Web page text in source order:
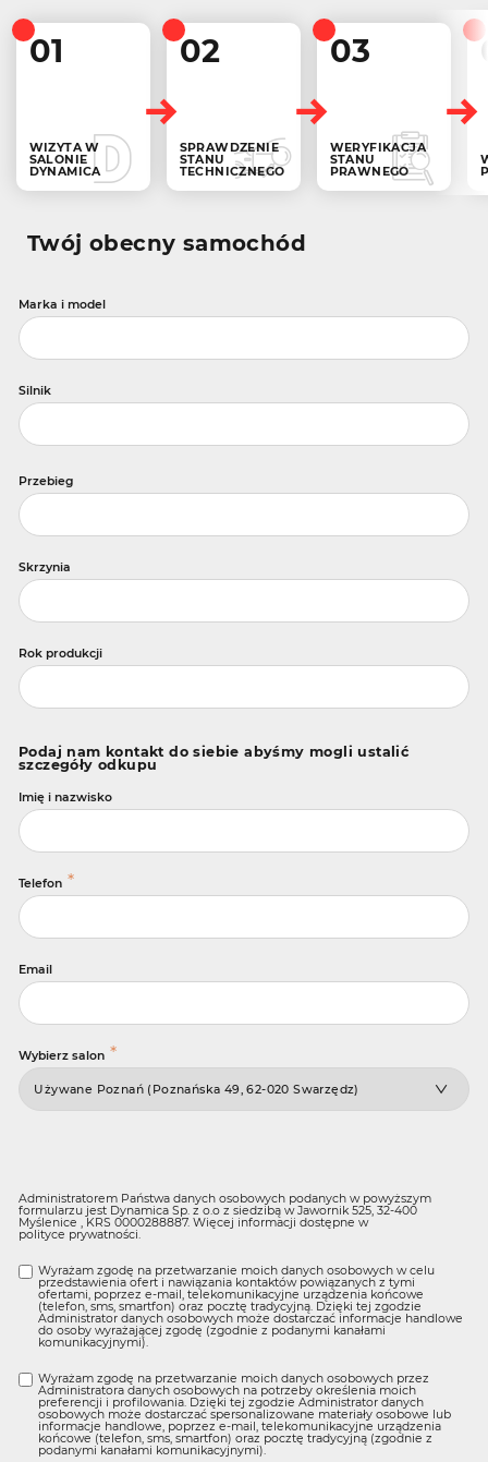
01
WIZYTA W
SALONIE
DYNAMICA
02
SPRAWDZENIE
STANU
TECHNICZNEGO
03
WERYFIKACJA
STANU
PRAWNEGO
Twój obecny samochód
Marka i model
Silnik
Przebieg
Skrzynia
Rok produkcji
Podaj nam kontakt do siebie abyśmy mogli ustalić
szczegóły odkupu
Imię i nazwisko
Telefon *
Email
Wybierz salon *
Administratorem Państwa danych osobowych podanych w powyższym
formularzu jest Dynamica Sp. z o.o z siedzibą w Jawornik 525, 32-400
Myślenice , KRS 0000288887. Więcej informacji dostępne w
polityce prywatności
Wyrażam zgodę na przetwarzanie moich danych osobowych w celu
przedstawienia ofert i nawiązania kontaktów powiązanych z tymi
ofertami, poprzez e-mail, telekomunikacyjne urządzenia końcowe
(telefon, sms, smartfon) oraz pocztę tradycyjną. Dzięki tej zgodzie
Administrator danych osobowych może dostarczać informacje handlowe
do osoby wyrażającej zgodę (zgodnie z podanymi kanałami
komunikacyjnymi).
Wyrażam zgodę na przetwarzanie moich danych osobowych przez
Administratora danych osobowych na potrzeby określenia moich
preferencji i profilowania. Dzięki tej zgodzie Administrator danych
osobowych może dostarczać spersonalizowane materiały osobowe lub
informacje handlowe, poprzez e-mail, telekomunikacyjne urządzenia
końcowe (telefon, sms, smartfon) oraz pocztę tradycyjną (zgodnie z
podanymi kanałami komunikacyjnymi).